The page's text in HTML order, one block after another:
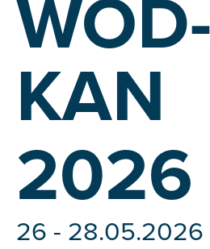
WOD-
KAN
2026
26 - 28.05.2026